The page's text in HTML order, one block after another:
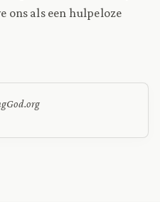
ons als een hulpeloze